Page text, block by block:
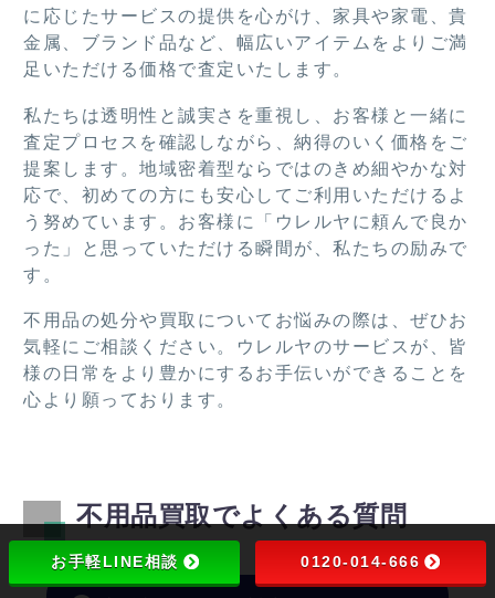
いた
だき
あり
うご
ざい
ま
す。
がと
うご
た。
に応じたサービスの提供を心がけ、家具や家電、貴
金属、ブランド品など、幅広いアイテムをよりご満
足いただける価格で査定いたします。
私たちは透明性と誠実さを重視し、お客様と一緒に
査定プロセスを確認しながら、納得のいく価格をご
提案します。地域密着型ならではのきめ細やかな対
応で、初めての方にも安心してご利用いただけるよ
う努めています。お客様に「ウレルヤに頼んで良か
った」と思っていただける瞬間が、私たちの励みで
す。
不用品の処分や買取についてお悩みの際は、ぜひお
気軽にご相談ください。ウレルヤのサービスが、皆
様の日常をより豊かにするお手伝いができることを
心より願っております。
不用品買取でよくある質問
お手軽LINE相談 0120-014-666